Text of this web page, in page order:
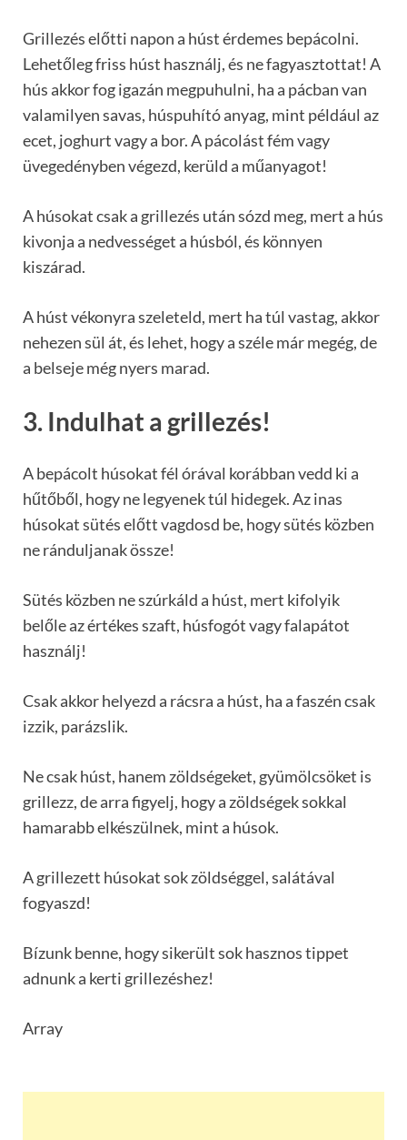
Grillezés előtti napon a húst érdemes bepácolni.
Lehetőleg friss húst használj, és ne fagyasztottat! A
hús akkor fog igazán megpuhulni, ha a pácban van
valamilyen savas, húspuhító anyag, mint például az
ecet, joghurt vagy a bor. A pácolást fém vagy
üvegedényben végezd, kerüld a műanyagot!
A húsokat csak a grillezés után sózd meg, mert a hús
kivonja a nedvességet a húsból, és könnyen
kiszárad.
A húst vékonyra szeleteld, mert ha túl vastag, akkor
nehezen sül át, és lehet, hogy a széle már megég, de
a belseje még nyers marad.
3. Indulhat a grillezés!
A bepácolt húsokat fél órával korábban vedd ki a
hűtőből, hogy ne legyenek túl hidegek. Az inas
húsokat sütés előtt vagdosd be, hogy sütés közben
ne ránduljanak össze!
Sütés közben ne szúrkáld a húst, mert kifolyik
belőle az értékes szaft, húsfogót vagy falapátot
használj!
Csak akkor helyezd a rácsra a húst, ha a faszén csak
izzik, parázslik.
Ne csak húst, hanem zöldségeket, gyümölcsöket is
grillezz, de arra figyelj, hogy a zöldségek sokkal
hamarabb elkészülnek, mint a húsok.
A grillezett húsokat sok zöldséggel, salátával
fogyaszd!
Bízunk benne, hogy sikerült sok hasznos tippet
adnunk a kerti grillezéshez!
Array